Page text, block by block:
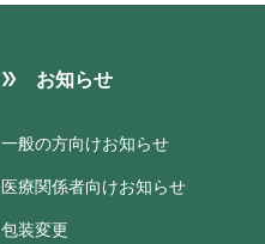
お知らせ
一般の方向けお知らせ
医療関係者向けお知らせ
包装変更